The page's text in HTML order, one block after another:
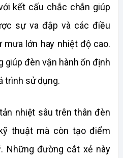
kết cấu chắc chắn giúp
sự va đập và các điều
lớn hay nhiệt độ cao.
giúp đèn vận hành ổn định
trình sử dụng.
nhiệt sâu trên thân đèn
thuật mà còn tạo điểm
Những đường cắt xẻ này